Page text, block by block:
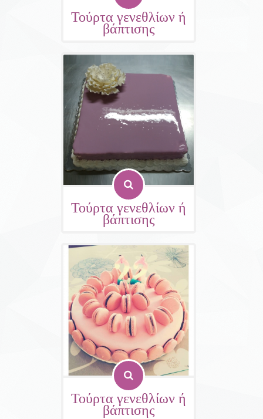
Τούρτα γενεθλίων ή
βάπτισης
Τούρτα γενεθλίων ή
βάπτισης
Τούρτα γενεθλίων ή
βάπτισης